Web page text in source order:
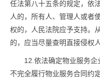
任法第八十五条的规定，依
人的，所有人、管理人或者
权的，人民法院应予支持。
的，应当尽量查明直接侵权
12.依法确定物业服务
不完全履行物业服务合同约